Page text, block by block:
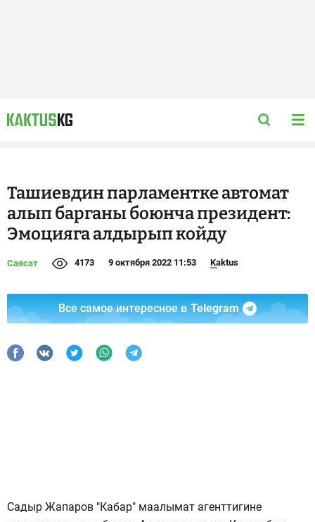
Ташиевдин парламентке автомат
алып барганы боюнча президент:
Эмоцияга алдырып койду
Саясат 4173 9 октября 2022 11:53 Kaktus
Все самое интересное в Telegram
Садыр Жапаров "Кабар" маалымат агенттигине